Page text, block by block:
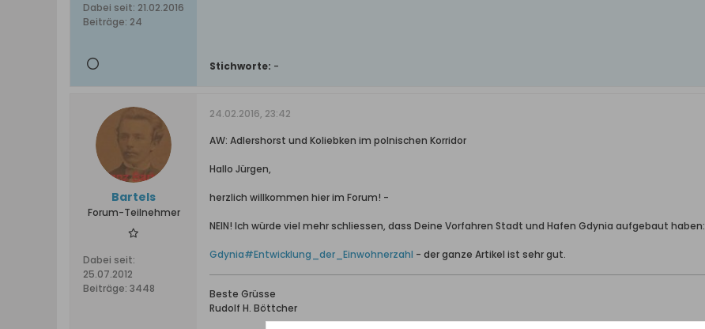
Dabei seit: 21.02.2016
Beiträge: 24
Stichworte: -
Bartels
Forum-Teilnehmer
Dabei seit:
25.07.2012
Beiträge: 3448
24.02.2016, 23:42
AW: Adlershorst und Koliebken im polnischen Korridor
Hallo Jürgen,
herzlich willkommen hier im Forum! -
NEIN! Ich würde viel mehr schliessen, dass Deine Vorfahren Stadt und Hafen Gdynia aufgebaut haben:
Gdynia#Entwicklung_der_Einwohnerzahl - der ganze Artikel ist sehr gut.
Beste Grüsse
Rudolf H. Böttcher